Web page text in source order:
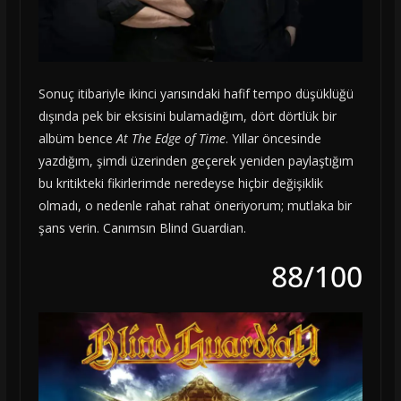
Sonuç itibariyle ikinci yarısındaki hafif tempo düşüklüğü
dışında pek bir eksisini bulamadığım, dört dörtlük bir
albüm bence At The Edge of Time. Yıllar öncesinde
yazdığım, şimdi üzerinden geçerek yeniden paylaştığım
bu kritikteki fikirlerimde neredeyse hiçbir değişiklik
olmadı, o nedenle rahat rahat öneriyorum; mutlaka bir
şans verin. Canımsın Blind Guardian.
88/100